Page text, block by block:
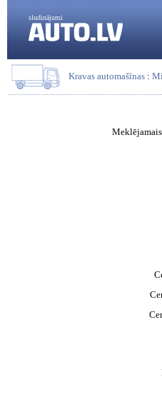
sludinājumi
Kravas automašīnas :